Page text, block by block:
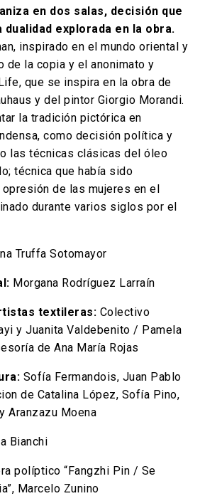
en dos salas, decisión que
explorada en la obra.
inspirado en el mundo oriental y
de la copia y el anonimato y
que se inspira en la obra de
y del pintor Giorgio Morandi.
la tradición pictórica en
como decisión política y
las técnicas clásicas del óleo
técnica que había sido
de las mujeres en el
durante varios siglos por el
Truffa Sotomayor
Morgana Rodríguez Larraín
textileras: Colectivo
y Juanita Valdebenito / Pamela
de Ana María Rojas
Sofía Fermandois, Juan Pablo
de Catalina López, Sofía Pino,
Aranzazu Moena
Bianchi
políptico “Fangzhi Pin / Se
Marcelo Zunino